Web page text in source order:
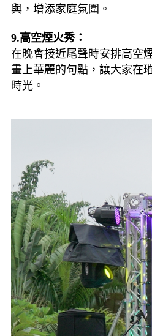
與，增添家庭氛圍。
9.高空煙火秀：
在晚會接近尾聲時安排高空
畫上華麗的句點，讓大家在
時光。